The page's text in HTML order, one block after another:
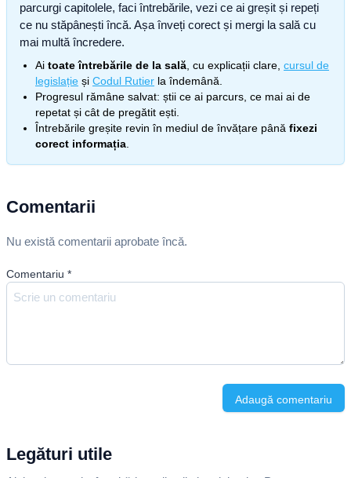
parcurgi capitolele, faci întrebările, vezi ce ai greșit și repeți
ce nu stăpânești încă. Așa înveți corect și mergi la sală cu
mai multă încredere.
Ai toate întrebările de la sală , cu explicații clare, cursul de
legislație și Codul Rutier la îndemână.
Progresul rămâne salvat: știi ce ai parcurs, ce mai ai de
repetat și cât de pregătit ești.
Întrebările greșite revin în mediul de învățare până fixezi
corect informația
Comentarii
Nu există comentarii aprobate încă.
Comentariu *
Adaugă comentariu
Legături utile